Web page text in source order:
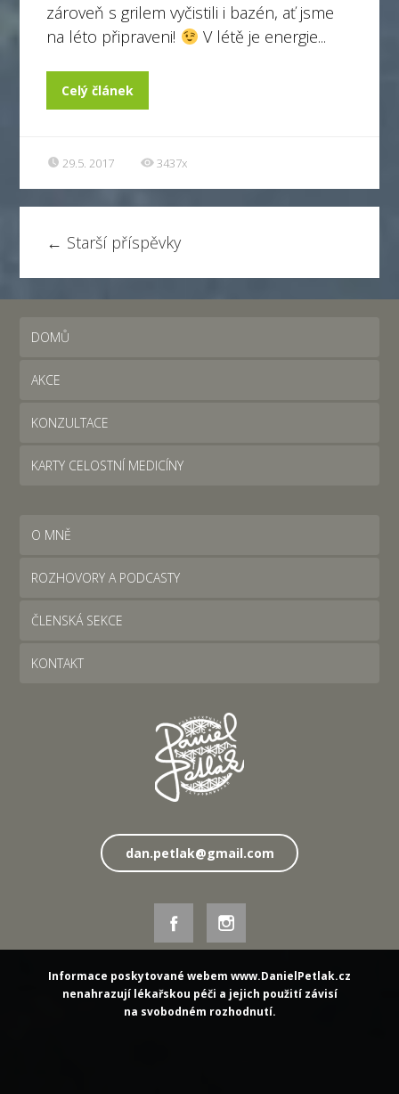
zároveň s grilem vyčistili i bazén, ať jsme
na léto připraveni!
V létě je energie...
Celý článek
29.5. 2017 3437x
← Starší příspěvky
DOMŮ
AKCE
KONZULTACE
KARTY CELOSTNÍ MEDICÍNY
O MNĚ
ROZHOVORY A PODCASTY
ČLENSKÁ SEKCE
KONTAKT
dan.petlak@gmail.com
Informace poskytované webem www.DanielPetlak.cz
nenahrazují lékařskou péči a jejich použití závisí
na svobodném rozhodnutí.